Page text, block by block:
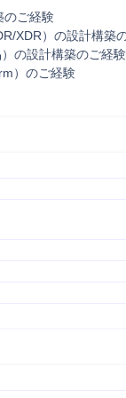
のご経験
XDR）の設計構築
の設計構築のご経験
）のご経験